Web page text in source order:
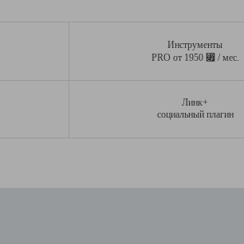
Инструменты
PRO от 1950 ⃏ / мес.
Линк+
социальный плагин